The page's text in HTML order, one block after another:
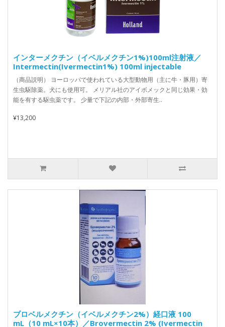
インターメクチン（イベルメクチン1%)100ml注射液／
Intermectin(Ivermectin1%) 100ml injectable
（商品説明） ヨーロッパで使われている大型動物用（主に牛・豚用）寄
生虫駆除薬。犬にも使用可。 メリアル社のアイボメックと同じ効果・効
能を有する駆虫薬です。 少量で下記の内部・外部寄生..
¥13,200
ブロベルメクチン（イベルメクチン2%）経口液 100
mL（10 mL×10本）／Brovermectin 2% (Ivermectin